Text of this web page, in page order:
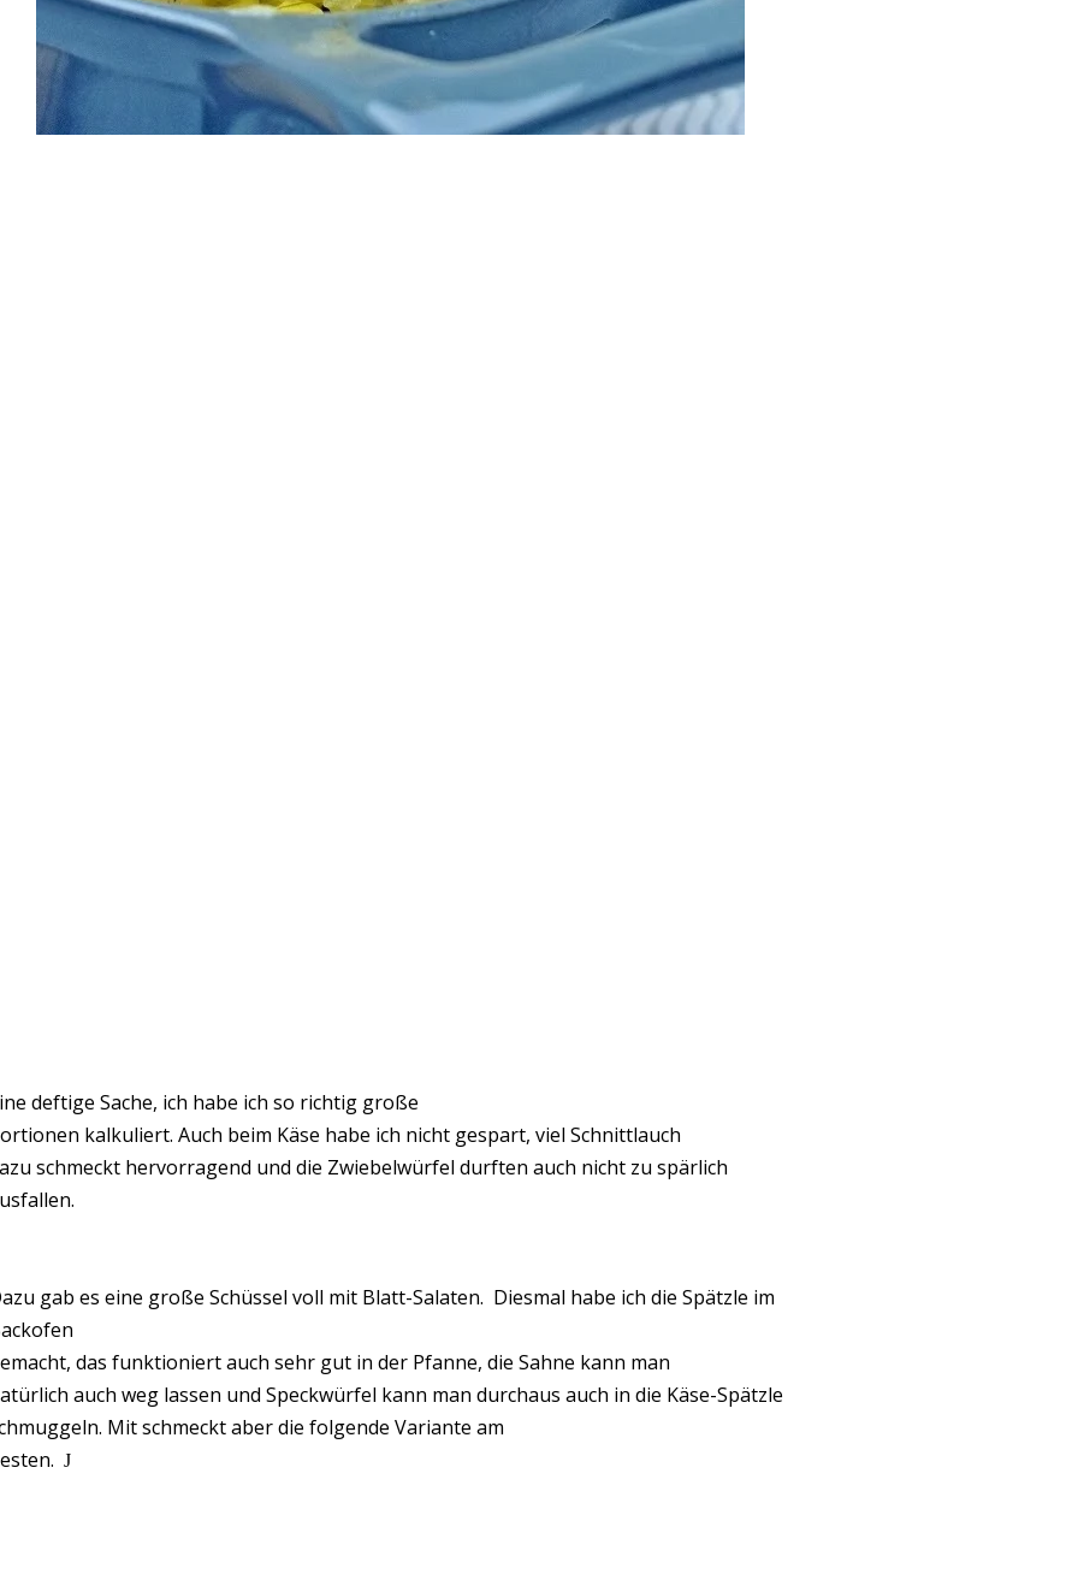
deftige Sache, ich habe ich so richtig große
kalkuliert. Auch beim Käse habe ich nicht gespart, viel Schnittlauch
schmeckt hervorragend und die Zwiebelwürfel durften auch nicht zu spärlich
gab es eine große Schüssel voll mit Blatt-Salaten. Diesmal habe ich die Spätzle im
das funktioniert auch sehr gut in der Pfanne, die Sahne kann man
auch weg lassen und Speckwürfel kann man durchaus auch in die Käse-Spätzle
Mit schmeckt aber die folgende Variante am
J